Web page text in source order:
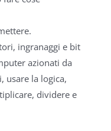
ingranaggi e bit
azionati da
usare la logica,
dividere e